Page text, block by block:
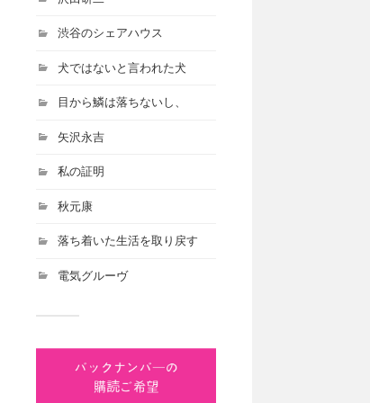
渋谷のシェアハウス
犬ではないと言われた犬
目から鱗は落ちないし、
矢沢永吉
私の証明
秋元康
落ち着いた生活を取り戻す
電気グルーヴ